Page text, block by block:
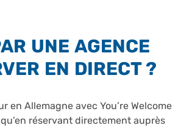
UNE AGENCE
EN DIRECT ?
en Allemagne avec You’re Welcome
réservant directement auprès